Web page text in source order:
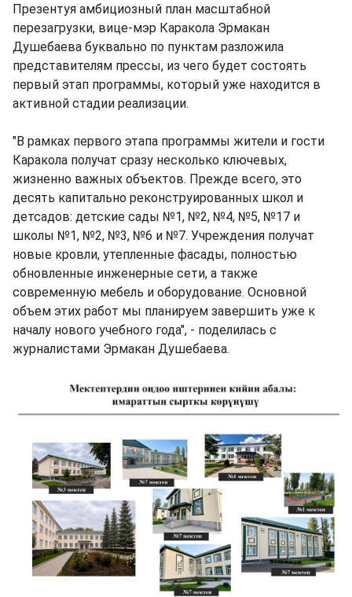
Презентуя амбициозный план масштабной
перезагрузки, вице-мэр Каракола Эрмакан
Душебаева буквально по пунктам разложила
представителям прессы, из чего будет состоять
первый этап программы, который уже находится в
активной стадии реализации.
"В рамках первого этапа программы жители и гости
Каракола получат сразу несколько ключевых,
жизненно важных объектов. Прежде всего, это
десять капитально реконструированных школ и
детсадов: детские сады №1, №2, №4, №5, №17 и
школы №1, №2, №3, №6 и №7. Учреждения получат
новые кровли, утепленные фасады, полностью
обновленные инженерные сети, а также
современную мебель и оборудование. Основной
объем этих работ мы планируем завершить уже к
началу нового учебного года", - поделилась с
журналистами Эрмакан Душебаева.